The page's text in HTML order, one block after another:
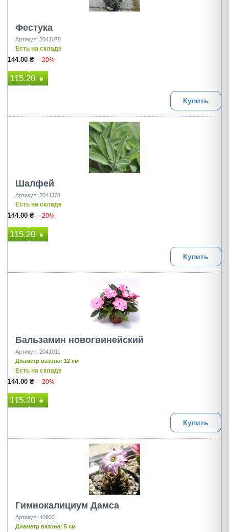
Фестука
Артикул: 2041078
Есть на складе
144.00 ₴ –20%
115.20 ₴
Купить
Шалфей
Артикул: 2041231
Есть на складе
144.00 ₴ –20%
115.20 ₴
Купить
Бальзамин новогвинейский
Артикул: 2041011
Диаметр вазона: 12 см
Есть на складе
144.00 ₴ –20%
115.20 ₴
Купить
Гимнокалициум Дамса
Артикул: 40903
Диаметр вазона: 5 см